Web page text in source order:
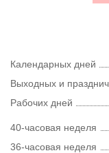
Календарных дней
Выходных и
Рабочих дней
40-часовая неделя
36-часовая неделя